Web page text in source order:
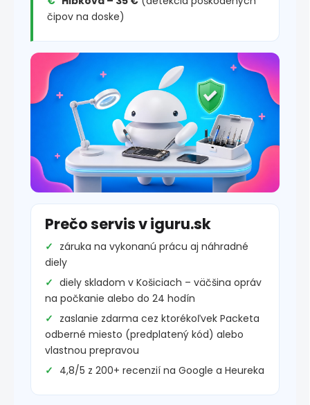
čipov na doske)
Prečo servis v iguru.sk
záruka na vykonanú prácu aj náhradné
diely
diely skladom v Košiciach – väčšina opráv
na počkanie alebo do 24 hodín
zaslanie zdarma cez ktorékoľvek Packeta
odberné miesto (predplatený kód) alebo
vlastnou prepravou
4,8/5 z 200+ recenzií na Google a Heureka